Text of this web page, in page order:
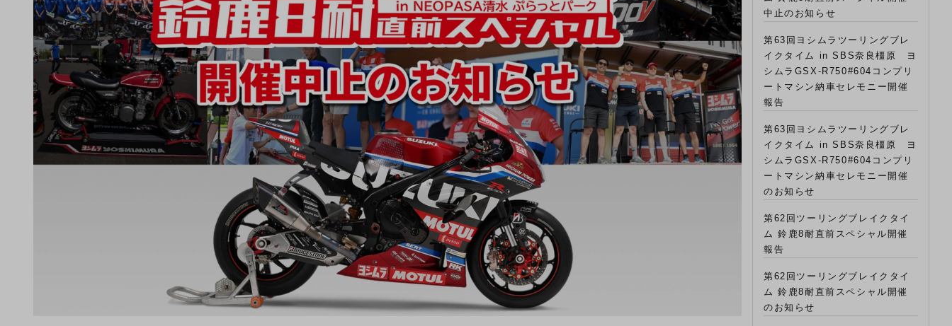
中止のお知らせ
第63回ヨシムラツーリングブレ
イクタイム in SBS奈良橿原 ヨ
シムラGSX-R750#604コンプリ
ートマシン納車セレモニー開催
報告
第63回ヨシムラツーリングブレ
イクタイム in SBS奈良橿原 ヨ
シムラGSX-R750#604コンプリ
ートマシン納車セレモニー開催
のお知らせ
第62回ツーリングブレイクタイ
ム 鈴鹿8耐直前スペシャル開催
報告
第62回ツーリングブレイクタイ
ム 鈴鹿8耐直前スペシャル開催
のお知らせ